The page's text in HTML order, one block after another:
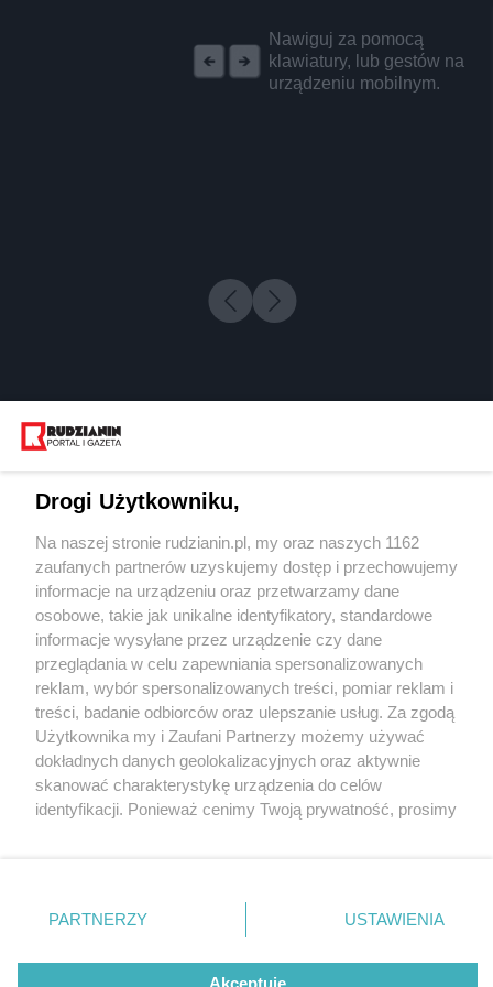
Nawiguj za pomocą
klawiatury, lub gestów na
urządzeniu mobilnym.
3 / 0
Wydawca mediów
Nie zapomnij
zapoznać się z:
polityką prywatności regulamin korzystania z portali
Twojemiasto
Piekary Śląskie
Chorzów
Tarnowskie Góry
Gliwice
Skontakuj sięz nami
Kontakt
Wydawca
Redakcja
Drogi Użytkowniku,
Na naszej stronie rudzianin.pl, my oraz naszych 1162
zaufanych partnerów uzyskujemy dostęp i przechowujemy
informacje na urządzeniu oraz przetwarzamy dane
osobowe, takie jak unikalne identyfikatory, standardowe
informacje wysyłane przez urządzenie czy dane
przeglądania w celu zapewniania spersonalizowanych
reklam, wybór spersonalizowanych treści, pomiar reklam i
treści, badanie odbiorców oraz ulepszanie usług. Za zgodą
Użytkownika my i Zaufani Partnerzy możemy używać
dokładnych danych geolokalizacyjnych oraz aktywnie
skanować charakterystykę urządzenia do celów
identyfikacji. Ponieważ cenimy Twoją prywatność, prosimy
prywatności znajdujący się w lewym dolnym rogu strony
. Niektóre rodzaje przetwarzania danych nie wymagają
zgody użytkownika, ale masz prawo sprzeciwić się
takiemu przetwarzaniu. Preferencje będą miały
PARTNERZY USTAWIENIA
Akceptuję